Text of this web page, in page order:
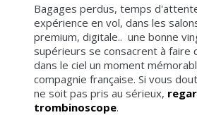
Bagages perdus, temps
expérience en vol, dans les
premium, digitale.. une bonne
supérieurs se consacrent à faire
dans le ciel un moment
compagnie française. Si vous
ne soit pas pris au sérieux,
trombinoscope.